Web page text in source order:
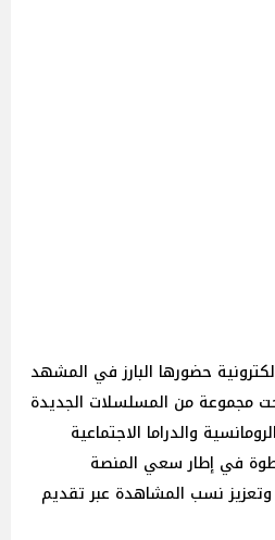
حضورها البارز في المشهد
مجموعة من المسلسلات الجديدة
والدراما الاجتماعية
في إطار سعي المنصة
وتعزيز نسب المشاهدة عبر تقديم